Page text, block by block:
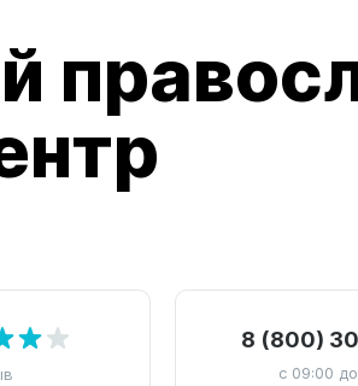
8 (800)
с 09:00